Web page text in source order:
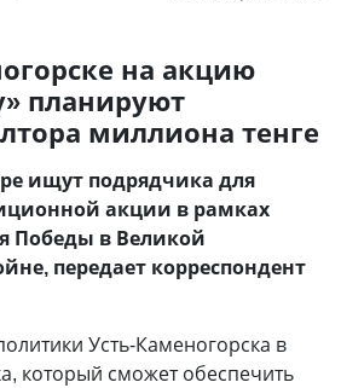
на акцию
планируют
миллиона тенге
ищут подрядчика для
акции в рамках
Победы в Великой
передает корреспондент
Усть-Каменогорска в
который сможет обеспечить